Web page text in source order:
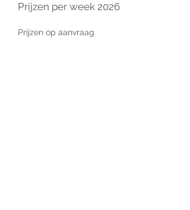
Prijzen per week 2026
Prijzen op aanvraag